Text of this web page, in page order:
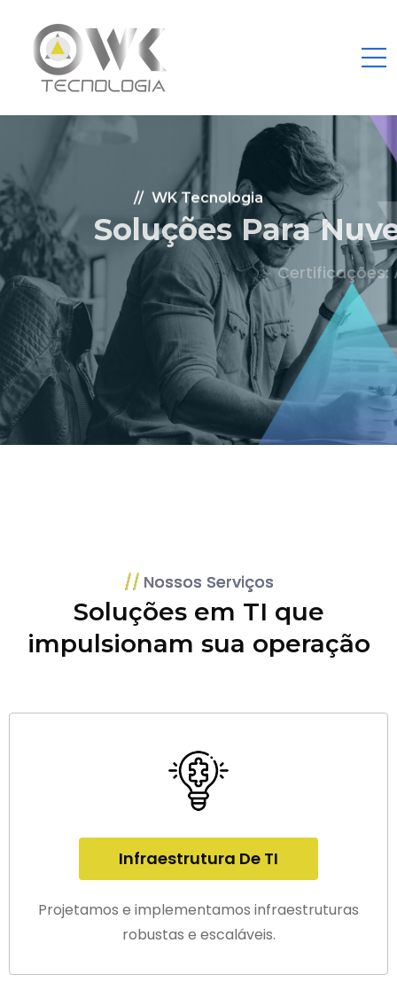
WK Tecnologia
Soluções Para Nuvem.
Certificações: AWS Partner, Microsoft Gold
Fale Conosco
Nossos Serviços
Soluções em TI que
impulsionam sua operação
Infraestrutura De TI
Projetamos e implementamos infraestruturas
robustas e escaláveis.